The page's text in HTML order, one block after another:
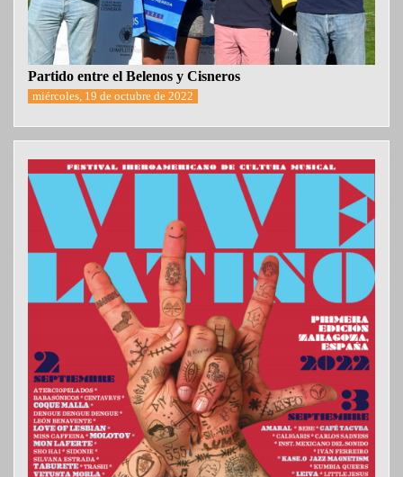
Partido entre el Belenos y Cisneros
miércoles, 19 de octubre de 2022